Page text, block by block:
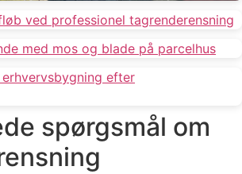
spørgsmål om